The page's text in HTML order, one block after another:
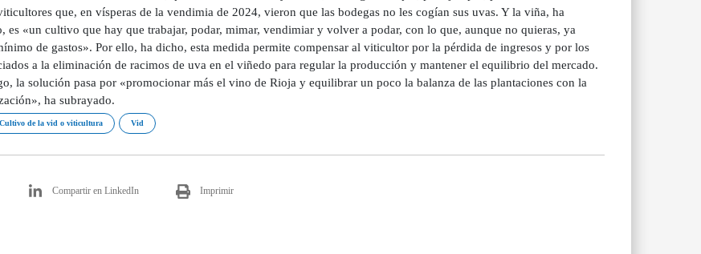
que, en vísperas de la vendimia de 2024, vieron que las bodegas no les cogían sus uvas. Y la viña, ha
es «un cultivo que hay que trabajar, podar, mimar, vendimiar y volver a podar, con lo que, aunque no quieras, ya
de gastos». Por ello, ha dicho, esta medida permite compensar al viticultor por la pérdida de ingresos y por los
a la eliminación de racimos de uva en el viñedo para regular la producción y mantener el equilibrio del mercado.
la solución pasa por «promocionar más el vino de Rioja y equilibrar un poco la balanza de las plantaciones con la
ha subrayado.
Cultivo de la vid o viticultura Vid
Compartir en LinkedIn Imprimir